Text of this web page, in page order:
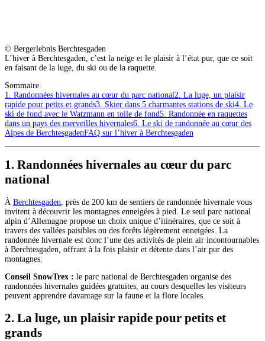
© Bergerlebnis Berchtesgaden
L’hiver à Berchtesgaden, c’est la neige et le plaisir à l’état pur, que ce soit
en faisant de la luge, du ski ou de la raquette.
Sommaire
1. Randonnées hivernales au cœur du parc national 2. La luge, un plaisir
rapide pour petits et grands3. Skier dans 5 charmantes stations de ski4. Le
ski de fond avec le Watzmann en toile de fond5. Randonnée en raquettes
dans un pays des merveilles hivernales6. Le ski de randonnée au cœur des
Alpes de BerchtesgadenFAQ sur l’hiver à Berchtesgaden
1. Randonnées hivernales au cœur du parc
national
À Berchtesgaden , près de 200 km de sentiers de randonnée hivernale vous
invitent à découvrir les montagnes enneigées à pied. Le seul parc national
alpin d’Allemagne propose un choix unique d’itinéraires, que ce soit à
travers des vallées paisibles ou des forêts légèrement enneigées. La
randonnée hivernale est donc l’une des activités de plein air incontournables
à Berchtesgaden, offrant à la fois plaisir et détente dans l’air pur des
montagnes.
Conseil SnowTrex : le parc national de Berchtesgaden organise des
randonnées hivernales guidées gratuites, au cours desquelles les visiteurs
peuvent apprendre davantage sur la faune et la flore locales.
2. La luge, un plaisir rapide pour petits et
grands